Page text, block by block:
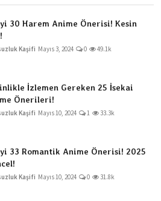
30 Harem Anime Önerisi! Kesin
Kaşifi Mayıs 3, 2024 0 49.1k
İzlemen Gereken 25 İsekai
Önerileri!
Kaşifi Mayıs 10, 2024 1 33.3k
33 Romantik Anime Önerisi! 2025
Kaşifi Mayıs 10, 2024 0 31.8k